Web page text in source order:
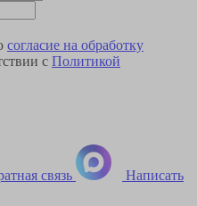
согласие на обработку
с Политикой
связь Написать